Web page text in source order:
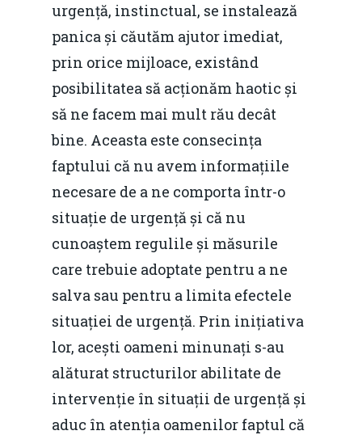
urgență, instinctual, se instalează
panica și căutăm ajutor imediat,
prin orice mijloace, existând
posibilitatea să acționăm haotic și
să ne facem mai mult rău decât
bine. Aceasta este consecința
faptului că nu avem informațiile
necesare de a ne comporta într-o
situație de urgență și că nu
cunoaștem regulile și măsurile
care trebuie adoptate pentru a ne
salva sau pentru a limita efectele
situației de urgență. Prin inițiativa
lor, acești oameni minunați s-au
alăturat structurilor abilitate de
intervenție în situații de urgență și
aduc în atenția oamenilor faptul că